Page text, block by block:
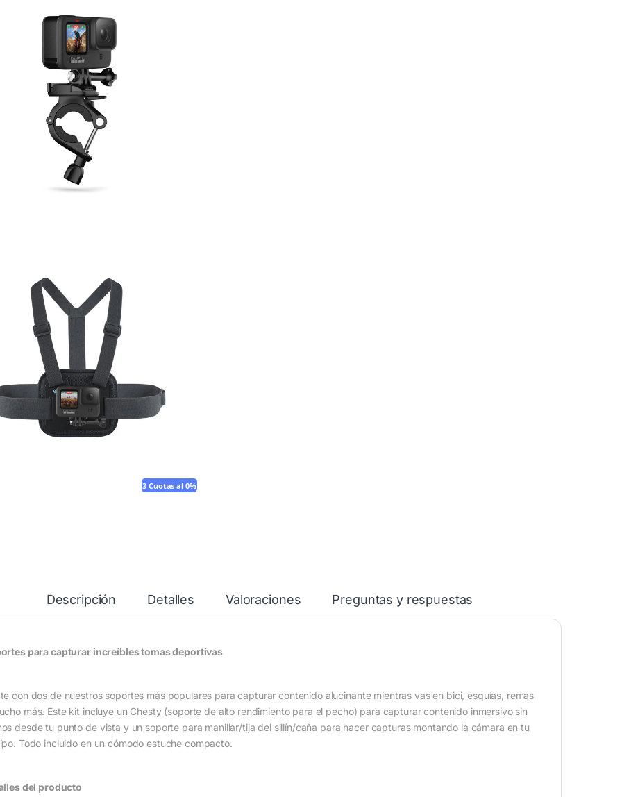
3 Cuotas al 0%
Descripción Detalles Valoraciones Preguntas y respuestas
para capturar increíbles tomas deportivas
con dos de nuestros soportes más populares para capturar contenido alucinante mientras vas en bici, esquías, remas
más. Este kit incluye un Chesty (soporte de alto rendimiento para el pecho) para capturar contenido inmersivo sin
desde tu punto de vista y un soporte para manillar/tija del sillín/caña para hacer capturas montando la cámara en tu
Todo incluido en un cómodo estuche compacto.
del producto